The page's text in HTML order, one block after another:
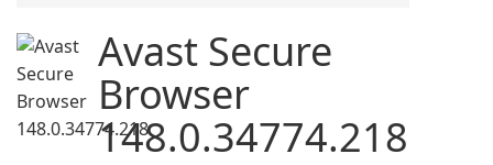
Avast Secure
Browser
148.0.34774.218